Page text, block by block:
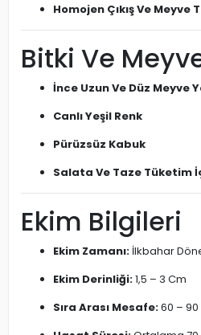
Homojen Çıkış Ve Meyve
Bitki Ve
İnce Uzun Ve Düz Meyve
Canlı Yeşil Renk
Pürüzsüz Kabuk
Salata Ve Taze Tüketim
Ekim Bilgileri
Ekim Zamanı: İlkbahar
Ekim Derinliği:1,5 – 3 Cm
Sıra Arası Mesafe:60 – 90